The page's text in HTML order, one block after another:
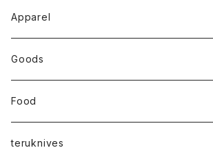
Apparel
Goods
Food
teruknives